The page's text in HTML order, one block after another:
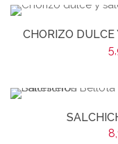
CHORIZO DULCE